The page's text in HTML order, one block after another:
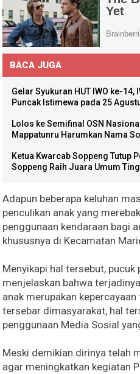
BACA JUGA
Gelar Syukuran HUT IWO ke-14,
Puncak Istimewa pada 25
Lolos ke Semifinal OSN
Mappatunru Harumkan Nama
Ketua Kwarcab Soppeng Tutup
Soppeng Raih Juara Umum
Adapun beberapa keluhan
penculikan anak yang
penggunaan kendaraan bagi
khususnya di Kecamatan
Menyikapi hal tersebut,
menjelaskan bahwa
anak merupakan
tersebar dimasyarakat, hal
penggunaan Media Sosial
Meski demikian dirinya telah
agar meningkatkan kegiatan